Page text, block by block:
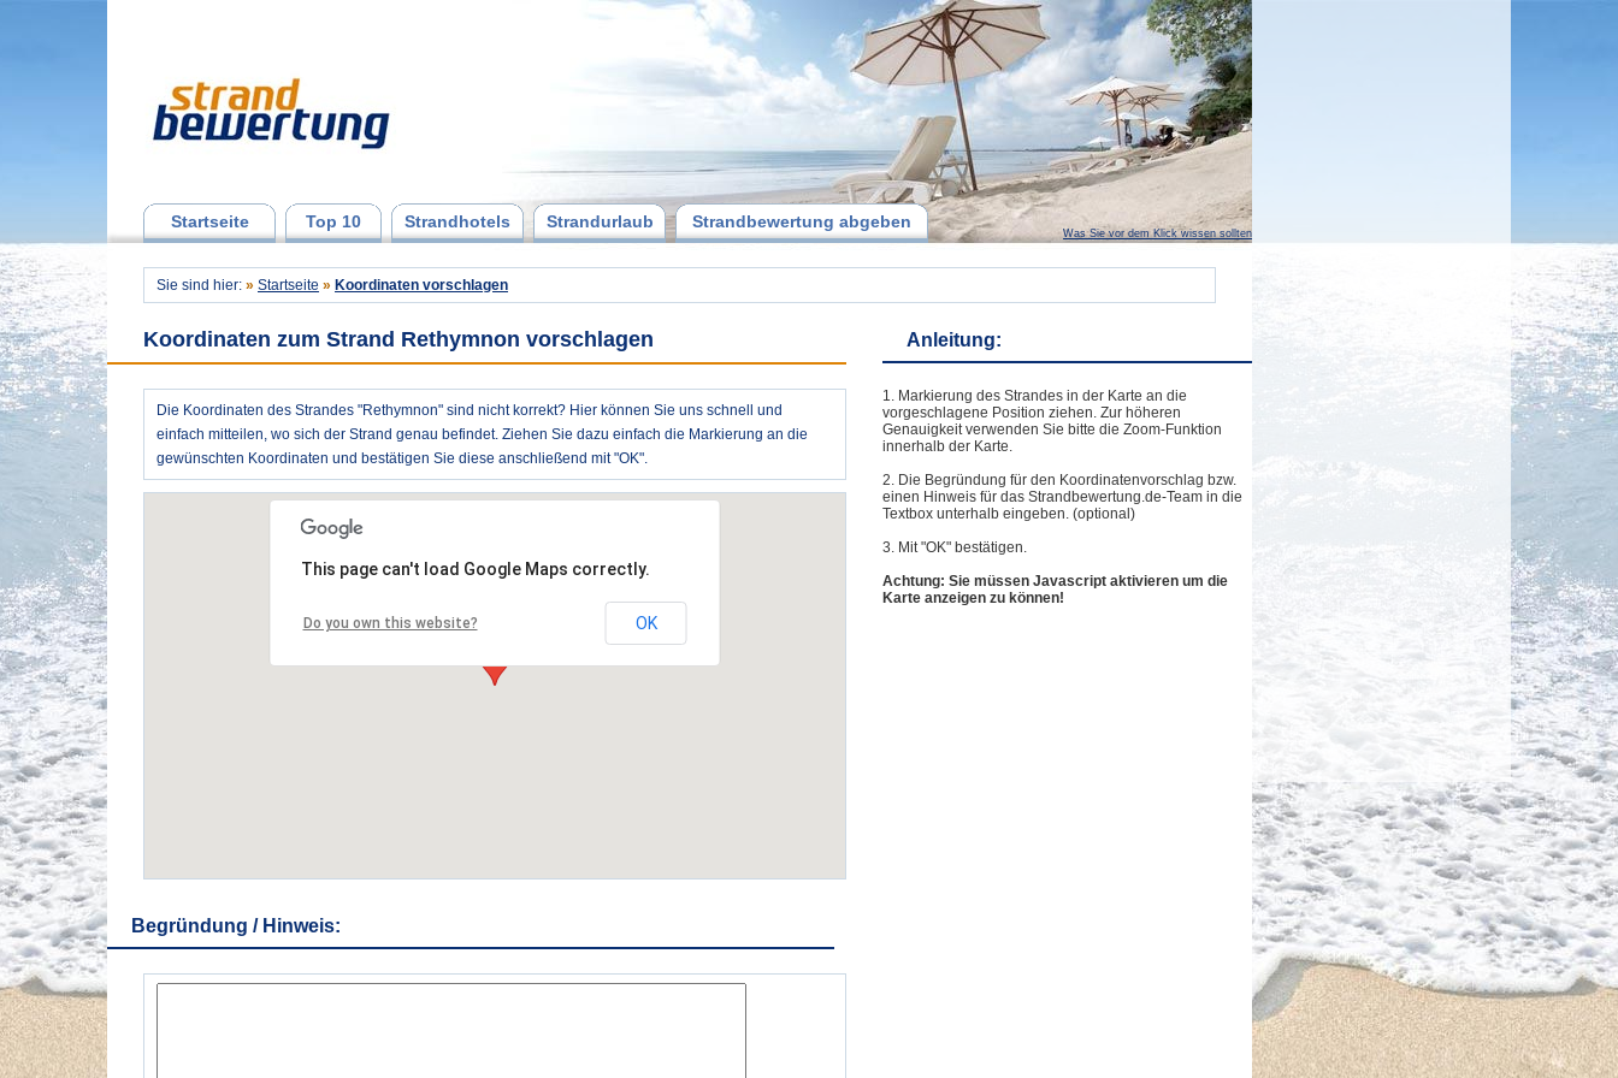
Startseite Top 10 Strandhotels Strandurlaub Strandbewertung abgeben
Was Sie vor dem Klick wissen sollten
Sie sind hier: » Startseite » Koordinaten vorschlagen
Koordinaten zum Strand Rethymnon vorschlagen
Die Koordinaten des Strandes "Rethymnon" sind nicht korrekt? Hier können Sie uns schnell und
einfach mitteilen, wo sich der Strand genau befindet. Ziehen Sie dazu einfach die Markierung an die
gewünschten Koordinaten und bestätigen Sie diese anschließend mit "OK".
This page can't load Google Maps correctly.
Do you own this website? OK
Begründung / Hinweis:
Anleitung:
1. Markierung des Strandes in der Karte an die
vorgeschlagene Position ziehen. Zur höheren
Genauigkeit verwenden Sie bitte die Zoom-Funktion
innerhalb der Karte.
2. Die Begründung für den Koordinatenvorschlag bzw.
einen Hinweis für das Strandbewertung.de-Team in die
Textbox unterhalb eingeben. (optional)
3. Mit "OK" bestätigen.
Achtung: Sie müssen Javascript aktivieren um die
Karte anzeigen zu können!